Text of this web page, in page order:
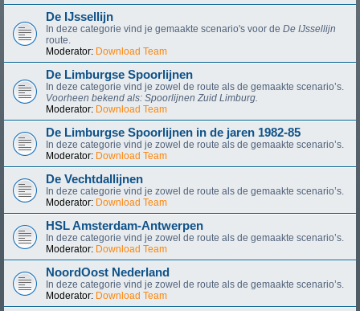
De IJssellijn
In deze categorie vind je gemaakte scenario's voor de De IJssellijn
route.
Moderator: Download Team
De Limburgse Spoorlijnen
In deze categorie vind je zowel de route als de gemaakte scenario’s.
Voorheen bekend als: Spoorlijnen Zuid Limburg.
Moderator: Download Team
De Limburgse Spoorlijnen in de jaren 1982-85
In deze categorie vind je zowel de route als de gemaakte scenario’s.
Moderator: Download Team
De Vechtdallijnen
In deze categorie vind je zowel de route als de gemaakte scenario’s.
Moderator: Download Team
HSL Amsterdam-Antwerpen
In deze categorie vind je zowel de route als de gemaakte scenario’s.
Moderator: Download Team
NoordOost Nederland
In deze categorie vind je zowel de route als de gemaakte scenario’s.
Moderator: Download Team